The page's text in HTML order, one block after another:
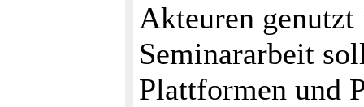
Akteuren genutzt
Seminararbeit
Plattformen und